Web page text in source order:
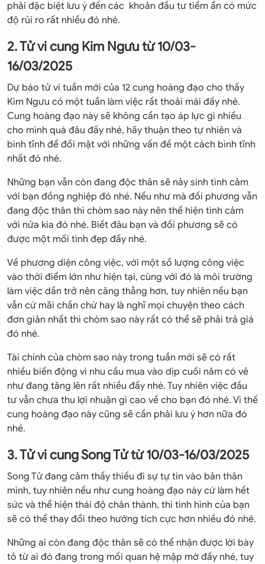
phải đặc biệt lưu ý đến các khoản đầu tư tiềm ẩn có mức
độ rủi ro rất nhiều đó nhé.
2. Tử vi cung Kim Ngưu từ 10/03-
16/03/2025
Dự báo tử vi tuần mới của 12 cung hoàng đạo cho thấy
Kim Ngưu có một tuần làm việc rất thoải mái đấy nhé.
Cung hoàng đạo này sẽ không cần tạo áp lực gì nhiều
cho mình quá đâu đấy nhé, hãy thuận theo tự nhiên và
bình tĩnh để đối mặt với những vấn đề một cách bình tĩnh
nhất đó nhé.
Những bạn vẫn còn đang độc thân sẽ nảy sinh tình cảm
với bạn đồng nghiệp đó nhé. Nếu như mà đối phương vẫn
đang độc thân thì chòm sao này nên thể hiện tình cảm
với nửa kia đó nhé. Biết đâu bạn và đối phương sẽ có
được một mối tình đẹp đấy nhé.
Về phương diện công việc, với một số lượng công việc
vào thời điểm lớn như hiện tại, cùng với đó là môi trường
làm việc dần trở nên căng thẳng hơn, tuy nhiên nếu bạn
vẫn cứ mãi chần chừ hay là nghĩ mọi chuyện theo cách
đơn giản nhất thì chòm sao này rất có thể sẽ phải trả giá
đó nhé.
Tài chính của chòm sao này trong tuần mới sẽ có rất
nhiều biến động vì nhu cầu mua vào dịp cuối năm có vẻ
như đang tăng lên rất nhiều đấy nhé. Tuy nhiên việc đầu
tư vẫn chưa thu lợi nhuận gì cao về cho bạn đó nhé. Vì thế
cung hoàng đạo này cũng sẽ cần phải lưu ý hơn nữa đó
nhé.
3. Tử vi cung Song Tử từ 10/03-16/03/2025
Song Tử đang cảm thấy thiếu đi sự tự tin vào bản thân
mình, tuy nhiên nếu như cung hoàng đạo này cứ làm hết
sức và thể hiện thái độ chân thành, thì tình hình của bạn
sẽ có thể thay đổi theo hướng tích cực hơn nhiều đó nhé.
Những ai còn đang độc thân sẽ có thể nhận được lời bày
tỏ từ ai đó đang trong mối quan hệ mập mờ đấy nhé, tuy